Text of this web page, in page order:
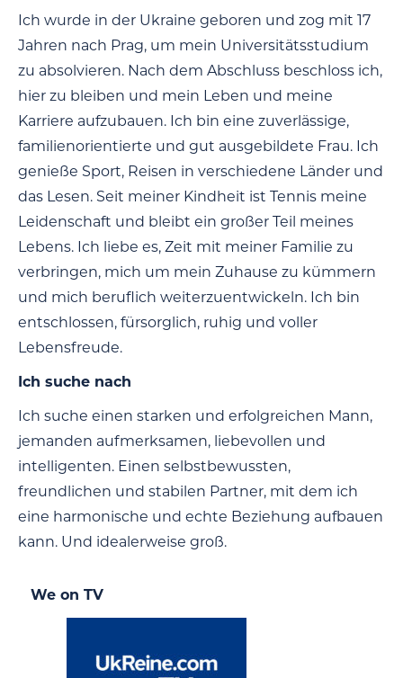
Ich wurde in der Ukraine geboren und zog mit 17
Jahren nach Prag, um mein Universitätsstudium
zu absolvieren. Nach dem Abschluss beschloss ich,
hier zu bleiben und mein Leben und meine
Karriere aufzubauen. Ich bin eine zuverlässige,
familienorientierte und gut ausgebildete Frau. Ich
genieße Sport, Reisen in verschiedene Länder und
das Lesen. Seit meiner Kindheit ist Tennis meine
Leidenschaft und bleibt ein großer Teil meines
Lebens. Ich liebe es, Zeit mit meiner Familie zu
verbringen, mich um mein Zuhause zu kümmern
und mich beruflich weiterzuentwickeln. Ich bin
entschlossen, fürsorglich, ruhig und voller
Lebensfreude.
Ich suche nach
Ich suche einen starken und erfolgreichen Mann,
jemanden aufmerksamen, liebevollen und
intelligenten. Einen selbstbewussten,
freundlichen und stabilen Partner, mit dem ich
eine harmonische und echte Beziehung aufbauen
kann. Und idealerweise groß.
We on TV